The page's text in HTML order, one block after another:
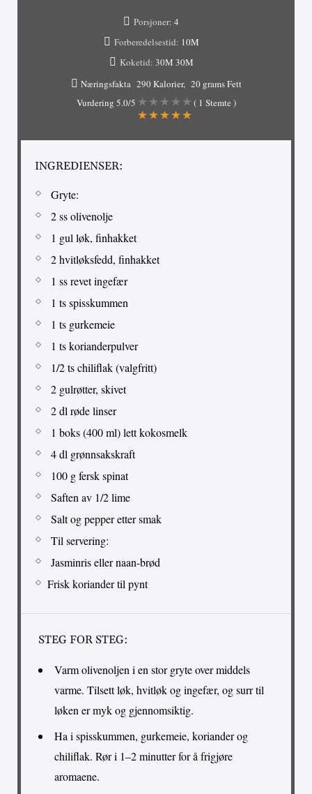
Porsjoner: 4
Forberedelsestid: 10M
Koketid: 30M 30M
Næringsfakta 290 Kalorier
20 grams Fett
Vurdering 5.0/5 ( 1 Stemte )
INGREDIENSER:
Gryte:
2 ss olivenolje
1 gul løk, finhakket
2 hvitløksfedd, finhakket
1 ss revet ingefær
1 ts spisskummen
1 ts gurkemeie
1 ts korianderpulver
1/2 ts chiliflak (valgfritt)
2 gulrøtter, skivet
2 dl røde linser
1 boks (400 ml) lett kokosmelk
4 dl grønnsakskraft
100 g fersk spinat
Saften av 1/2 lime
Salt og pepper etter smak
Til servering:
Jasminris eller naan-brød
Frisk koriander til pynt
STEG FOR STEG:
Varm olivenoljen i en stor gryte over middels
varme. Tilsett løk, hvitløk og ingefær, og surr til
løken er myk og gjennomsiktig.
Ha i spisskummen, gurkemeie, koriander og
chiliflak. Rør i 1–2 minutter for å frigjøre
aromaene.